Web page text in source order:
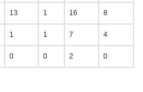
13 1 16 8
1 1 7 4
0 0 2 0